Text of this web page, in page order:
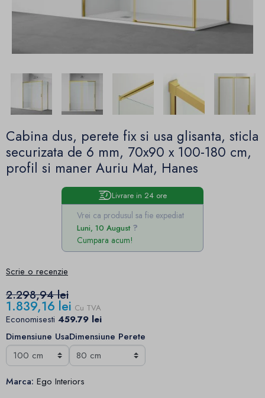
Cabina dus, perete fix si usa glisanta, sticla
securizata de 6 mm, 70x90 x 100-180 cm,
profil si maner Auriu Mat, Hanes
Livrare in 24 ore
Vrei ca produsul sa fie expediat
Luni, 10 August
Cumpara acum!
Scrie o recenzie
2.298,94 lei
1.839,16 lei Cu TVA
Economisesti 459.79 lei
Dimensiune UsaDimensiune Perete
Marca: Ego Interiors